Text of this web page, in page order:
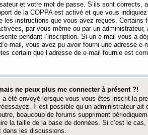
et votre mot de passe. S’ils sont corrects,
de la COPPA est activé et que vous
les instructions que vous avez reçues. Certains
par vous-même ou par un
pendant l’inscription. Si un e-mail vous a
mail, vous avez pu avoir fourni une adresse e-
certain que l’adresse de e-mail fournie est
ne peux plus me connecter à présent ?!
a été envoyé lorsque vous vous êtes inscrit la
Il est possible qu’un administrateur
beaucoup de forums suppriment
la taille de la base de données. Si c’est le
dans les discussions.